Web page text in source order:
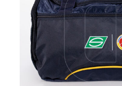
VER